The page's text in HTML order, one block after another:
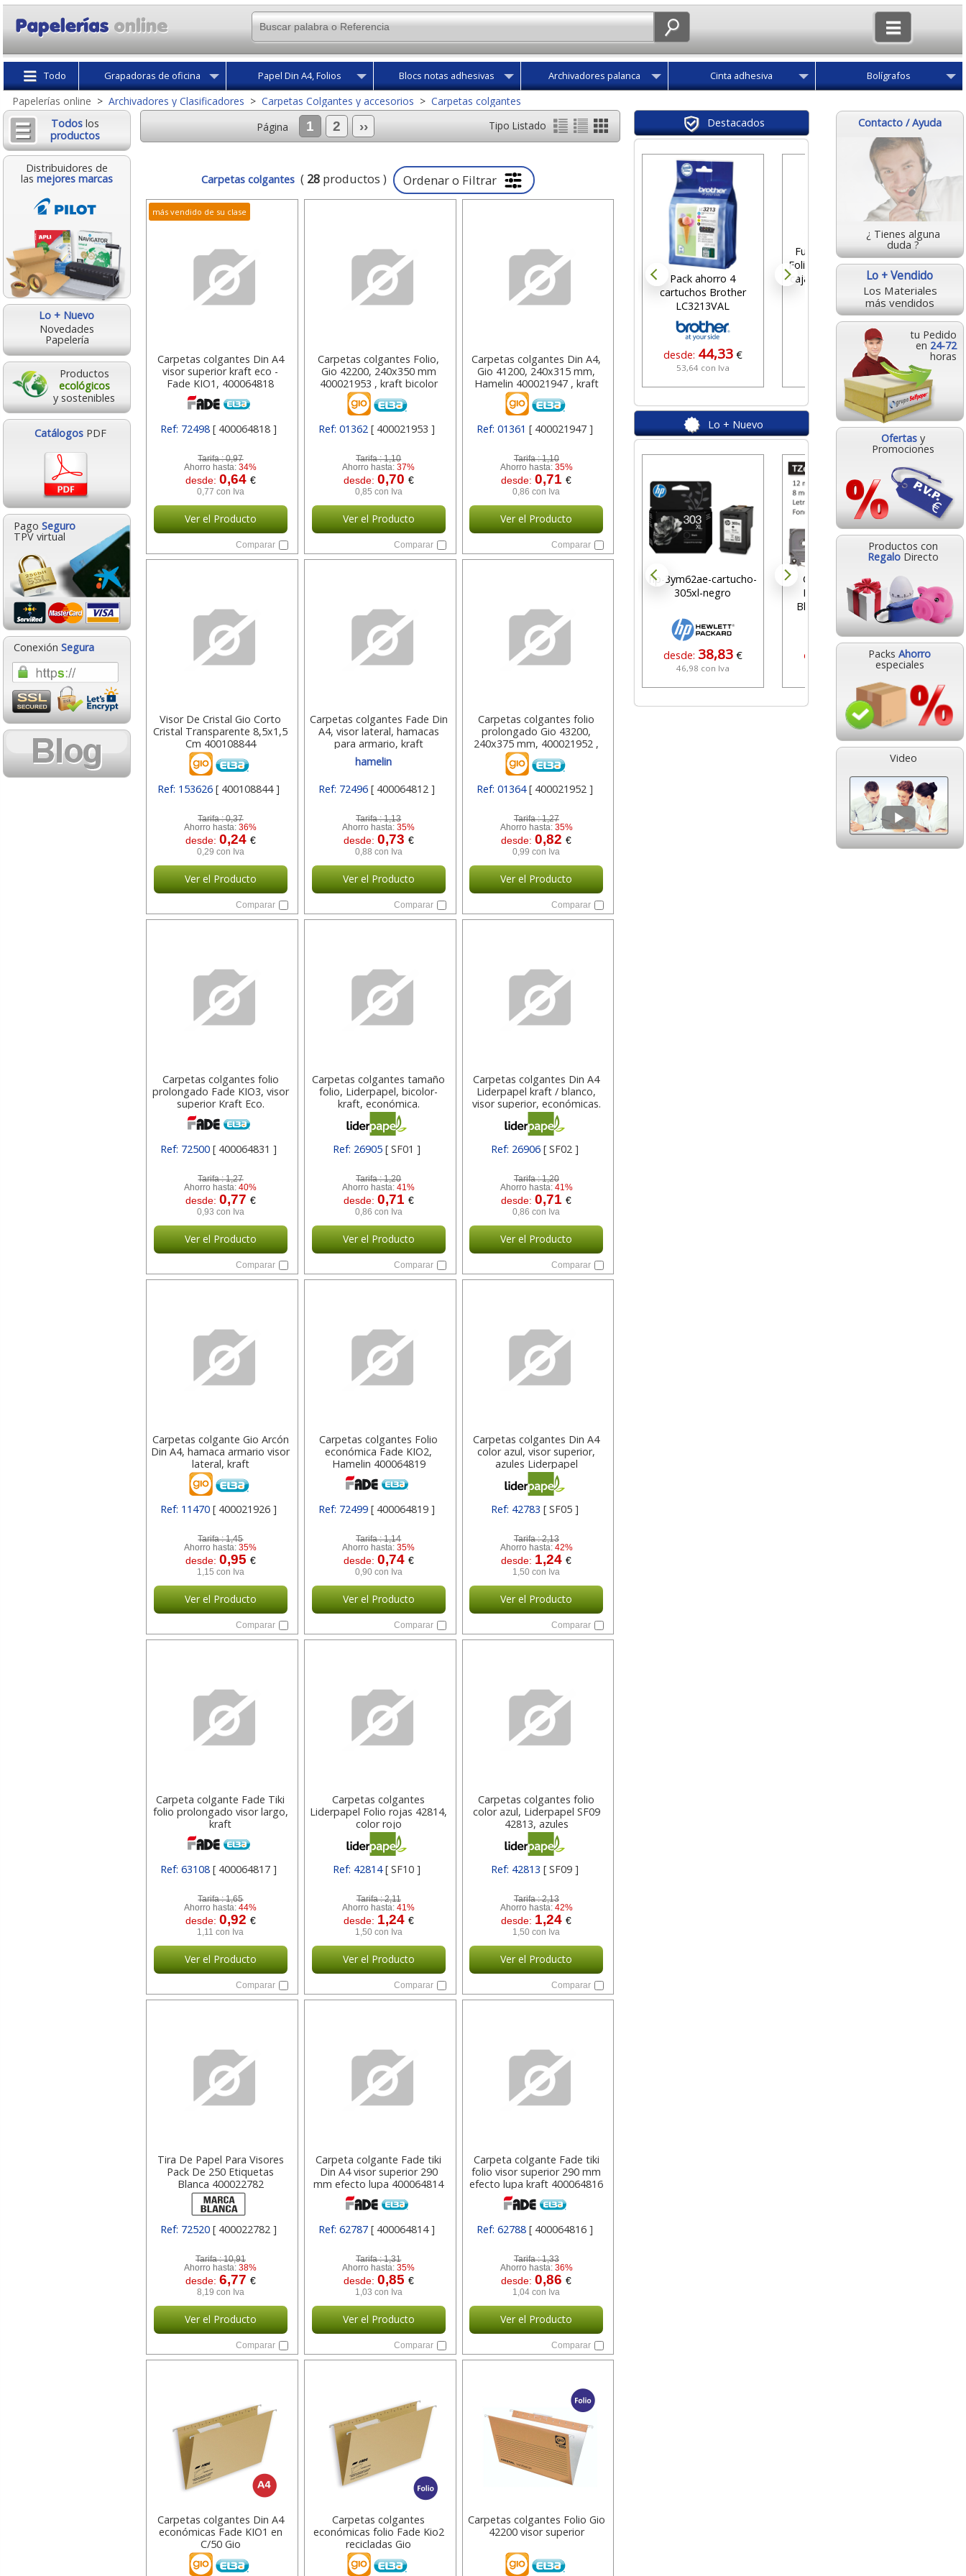
Todo Grapadoras de oficina Papel Din A4, Folios Blocs notas adhesivas Archivadores palanca Cinta adhesiva Bolígrafos
Papelerías online > Archivadores y Clasificadores > Carpetas Colgantes y accesorios > Carpetas colgantes
Todos los
productos
Distribuidores de
las mejores marcas
Lo + Nuevo
Novedades
Papelería
Productos
ecológicos
y sostenibles
CatálogosPDF
Pago Seguro
TPV virtual
Conexión Segura
Contacto / Ayuda
¿ Tienes alguna
duda ?
Lo + Vendido
Los Materiales
más vendidos
tu Pedido
en 24-72
horas
Ofertas y
Promociones
Productos con
Regalo Directo
Packs Ahorro
especiales
Video
Página 1 2 ›› Tipo Listado
Carpetas colgantes ( 28productos ) Ordenar o Filtrar
más vendido de su clase
Carpetas colgantes Din A4
visor superior kraft eco -
Fade KIO1, 400064818
Ref: 72498[ 400064818 ]
Tarifa :0,97
Ahorro hasta:34%
desde: 0,64 €
0,77 con Iva
Ver el Producto
Comparar
Carpetas colgantes Folio,
Gio 42200, 240x350 mm
400021953 , kraft bicolor
Ref: 01362 [ 400021953 ]
Tarifa :1,10
Ahorro hasta:37%
desde: 0,70 €
0,85 con Iva
Ver el Producto
Comparar
Carpetas colgantes Din A4,
Gio 41200, 240x315 mm,
Hamelin 400021947 , kraft
bicolor
Ref: 01361 [ 400021947 ]
Tarifa :1,10
Ahorro hasta: 35%
desde:0,71€
0,86 con Iva
Ver el Producto
Comparar
Visor De Cristal Gio Corto
Cristal Transparente 8,5x1,5
Cm 400108844
Ref: 153626[ 400108844 ]
Tarifa :0,37
Ahorro hasta:36%
desde: 0,24 €
0,29 con Iva
Ver el Producto
Comparar
Carpetas colgantes Fade Din
A4, visor lateral, hamacas
para armario, kraft
económicas Hamelin
hamelin
Ref: 72496 [ 400064812 ]
Tarifa :1,13
Ahorro hasta:35%
desde: 0,73 €
0,88 con Iva
Ver el Producto
Comparar
Carpetas colgantes folio
prolongado Gio 43200,
240x375 mm, 400021952 ,
kraft
Ref: 01364[ 400021952 ]
Tarifa :1,27
Ahorro hasta: 35%
desde:0,82€
0,99 con Iva
Ver el Producto
Comparar
Carpetas colgantes folio
prolongado Fade KIO3, visor
superior Kraft Eco.
Ref: 72500[ 400064831 ]
Tarifa :1,27
Ahorro hasta:40%
desde: 0,77 €
0,93 con Iva
Ver el Producto
Comparar
Carpetas colgantes tamaño
folio, Liderpapel, bicolor-
kraft, económica.
Ref: 26905 [ SF01 ]
Tarifa :1,20
Ahorro hasta:41%
desde: 0,71 €
0,86 con Iva
Ver el Producto
Comparar
Carpetas colgantes Din A4
Liderpapel kraft / blanco,
visor superior, económicas.
Ref: 26906 [ SF02 ]
Tarifa :1,20
Ahorro hasta: 41%
desde:0,71€
0,86 con Iva
Ver el Producto
Comparar
Carpetas colgante Gio Arcón
Din A4, hamaca armario visor
lateral, kraft
Ref: 11470[ 400021926 ]
Tarifa :1,45
Ahorro hasta:35%
desde: 0,95 €
1,15 con Iva
Ver el Producto
Comparar
Carpetas colgantes Folio
económica Fade KIO2,
Hamelin 400064819
Ref: 72499 [ 400064819 ]
Tarifa :1,14
Ahorro hasta:35%
desde: 0,74 €
0,90 con Iva
Ver el Producto
Comparar
Carpetas colgantes Din A4
color azul, visor superior,
azules Liderpapel
Ref: 42783 [ SF05 ]
Tarifa :2,13
Ahorro hasta: 42%
desde: 1,24€
1,50 con Iva
Ver el Producto
Comparar
Carpeta colgante Fade Tiki
folio prolongado visor largo,
kraft
Ref: 63108[ 400064817 ]
Tarifa :1,65
Ahorro hasta:44%
desde: 0,92 €
1,11 con Iva
Ver el Producto
Comparar
Carpetas colgantes
Liderpapel Folio rojas 42814,
color rojo
Ref: 42814[ SF10 ]
Tarifa :2,11
Ahorro hasta:41%
desde: 1,24 €
1,50 con Iva
Ver el Producto
Comparar
Carpetas colgantes folio
color azul, Liderpapel SF09
42813, azules
Ref: 42813 [ SF09 ]
Tarifa :2,13
Ahorro hasta: 42%
desde: 1,24€
1,50 con Iva
Ver el Producto
Comparar
Tira De Papel Para Visores
Pack De 250 Etiquetas
Blanca 400022782
Ref: 72520[ 400022782 ]
Tarifa :10,91
Ahorro hasta:38%
desde: 6,77 €
8,19 con Iva
Ver el Producto
Comparar
Carpeta colgante Fade tiki
Din A4 visor superior 290
mm efecto lupa 400064814
Ref: 62787 [ 400064814 ]
Tarifa :1,31
Ahorro hasta:35%
desde: 0,85 €
1,03 con Iva
Ver el Producto
Comparar
Carpeta colgante Fade tiki
folio visor superior 290 mm
efecto lupa kraft 400064816
Ref: 62788 [ 400064816 ]
Tarifa :1,33
Ahorro hasta: 36%
desde:0,86€
1,04 con Iva
Ver el Producto
Comparar
Carpetas colgantes Din A4
económicas Fade KIO1 en
C/50 Gio
Carpetas colgantes
económicas folio Fade Kio2
recicladas Gio
Carpetas colgantes Folio Gio
42200 visor superior
Destacados
Pack ahorro 4
cartuchos Brother
LC3213VAL
desde: 44,33 €
53,64 con Iva
Fundas multitaladro
Folio Cristal, 80 micras,
caja 100 uds. KF15038
desde: 8,39 €
10,15 con Iva
Lo + Nuevo
hp-3ym62ae-cartucho-
305xl-negro
desde: 38,83 €
46,98 con Iva
Cinta Rotuladora
Brother TZe-335
Blanco sobre negro
desde: 17,38 €